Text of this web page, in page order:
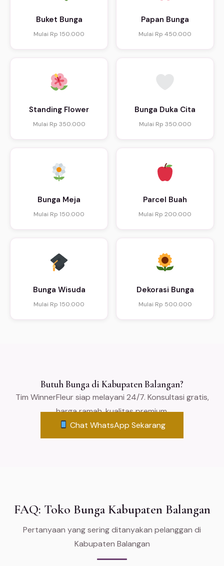
Buket Bunga
Mulai Rp 150.000
Papan Bunga
Mulai Rp 450.000
Standing Flower
Mulai Rp 350.000
Bunga Duka Cita
Mulai Rp 350.000
Bunga Meja
Mulai Rp 150.000
Parcel Buah
Mulai Rp 200.000
Bunga Wisuda
Mulai Rp 150.000
Dekorasi Bunga
Mulai Rp 500.000
Butuh Bunga di Kabupaten Balangan?
Tim WinnerFleur siap melayani 24/7. Konsultasi gratis,
harga ramah, kualitas premium.
Chat WhatsApp Sekarang
FAQ: Toko Bunga Kabupaten Balangan
Pertanyaan yang sering ditanyakan pelanggan di
Kabupaten Balangan